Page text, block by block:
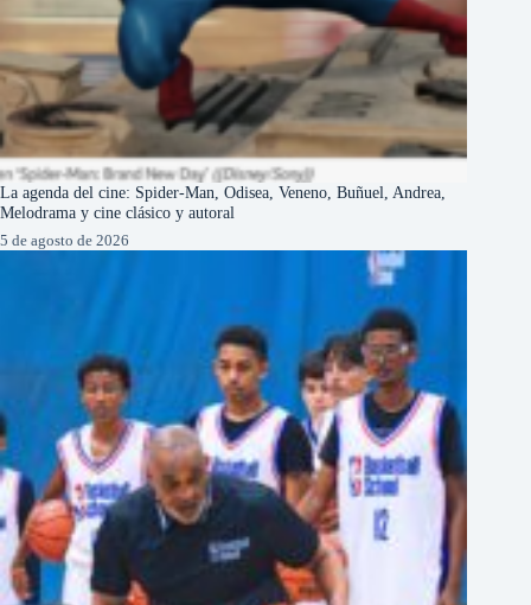
La agenda del cine: Spider-Man, Odisea, Veneno, Buñuel, Andrea,
Melodrama y cine clásico y autoral
5 de agosto de 2026